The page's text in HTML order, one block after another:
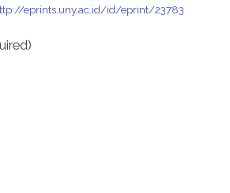
eprints.uny.ac.id/id/eprint/23783